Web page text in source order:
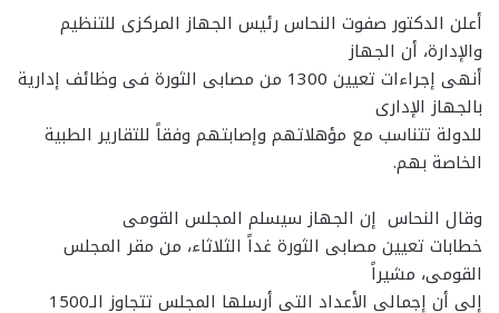
أعلن الدكتور صفوت النحاس رئيس الجهاز المركزى للتنظيم
والإدارة، أن الجهاز
أنهى إجراءات تعيين 1300 من مصابى الثورة فى وظائف إدارية
بالجهاز الإدارى
للدولة تتناسب مع مؤهلاتهم وإصابتهم وفقاً للتقارير الطبية
الخاصة بهم.
وقال النحاس إن الجهاز سيسلم المجلس القومى
خطابات تعيين مصابى الثورة غداً الثلاثاء، من مقر المجلس
القومى، مشيراً
إلى أن إجمالى الأعداد التى أرسلها المجلس تتجاوز الـ1500